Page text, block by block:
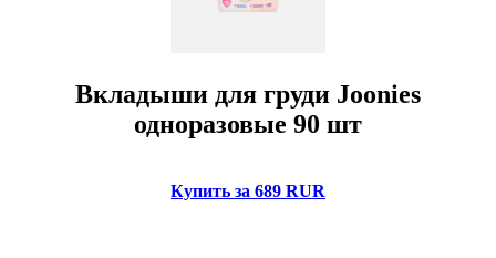
Вкладыши для груди Joonies
одноразовые 90 шт
Купить за 689 RUR